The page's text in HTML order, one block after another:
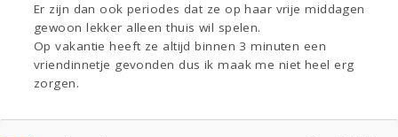
Er zijn dan ook periodes dat ze op haar vrije middagen
gewoon lekker alleen thuis wil spelen.
Op vakantie heeft ze altijd binnen 3 minuten een
vriendinnetje gevonden dus ik maak me niet heel erg
zorgen.